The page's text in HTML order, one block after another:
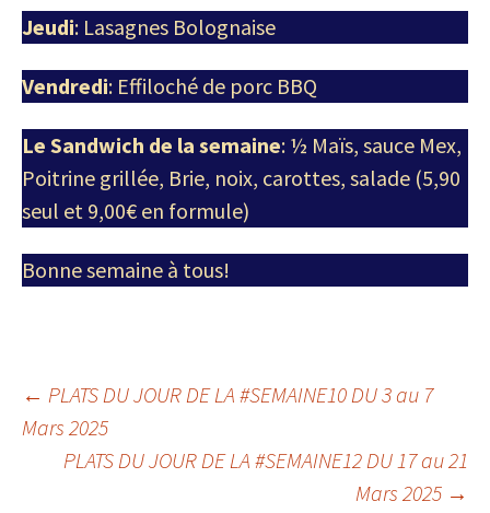
Jeudi: Lasagnes Bolognaise
Vendredi: Effiloché de porc BBQ
Le Sandwich de la semaine: ½ Maïs, sauce Mex,
Poitrine grillée, Brie, noix, carottes, salade (5,90
seul et 9,00€ en formule)
Bonne semaine à tous!
Navigation
des
← PLATS DU JOUR DE LA #SEMAINE10 DU 3 au 7
Mars 2025
PLATS DU JOUR DE LA #SEMAINE12 DU 17 au 21
Mars 2025 →